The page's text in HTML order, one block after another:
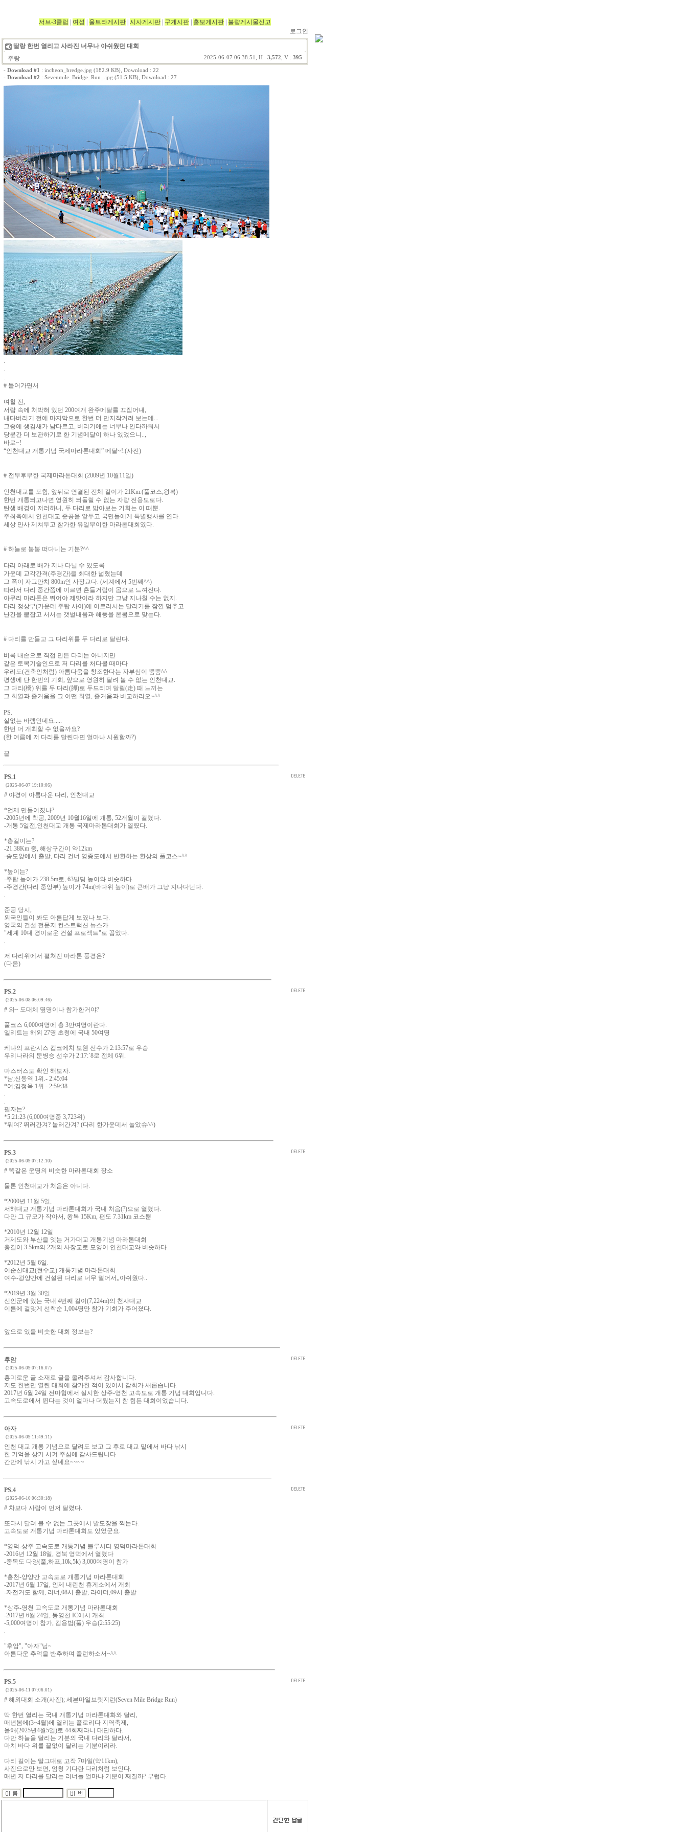
서브-3클럽 여성 울트라게시판 시사게시판 구게시판 홍보게시판
불량게시물신고
로그인
딸랑 한번 열리고 사라진 너무나 아쉬웠던 대회
주랑
2025-06-07 06:38:51, H : 3,572 , V : 395
- Download #1 : incheon_bredge.jpg (182.9 KB) , Download : 22
- Download #2 : Sevenmile_Bridge_Run_.jpg (51.5 KB) , Download : 27
.
.
.
# 들어가면서
며칠 전,
서랍 속에 처박혀 있던 200여개 완주메달를 끄집어내,
내다버리기 전에 마지막으로 한번 더 만지작거려 보는데...
그중에 생김새가 남다르고, 버리기에는 너무나 안타까워서
당분간 더 보관하기로 한 기념메달이 하나 있었으니..,
바로~!
“인천대교 개통기념 국제마라톤대회” 메달~!.(사진)
# 전무후무한 국제마라톤대회 (2009년 10월11일)
인천대교를 포함, 앞뒤로 연결된 전체 길이가 21Km.(풀코스;왕복)
한번 개통되고나면 영원히 되돌릴 수 없는 자량 전용도로다.
탄생 배경이 저러하니, 두 다리로 밟아보는 기회는 이 때뿐.
주최측에서 인천대교 준공을 앞두고 국민들에게 특별행사를 연다.
세상 만사 제쳐두고 참가한 유일무이한 마라톤대회였다.
# 하늘로 붕붕 떠다니는 기분?^^
다리 아래로 배가 지나 다닐 수 있도록
가운데 교각간격(주경간)을 최대한 넓혔는데
그 폭이 자그만치 800m인 사장교다. (세계에서 5번째^^)
따라서 다리 중간쯤에 이르면 흔들거림이 몸으로 느껴진다.
아무리 마라톤은 뛰어야 제맛이라 하지만 그냥 지나칠 수는 없지.
다리 정상부(가운데 주탑 사이)에 이르러서는 달리기를 잠깐 멈추고
난간을 붙잡고 서서는 갯벌내음과 해풍을 온몸으로 맞는다.
# 다리를 만들고 그 다리위를 두 다리로 달린다.
비록 내손으로 직접 만든 다리는 아니지만
같은 토목기술인으로 저 다리를 처다볼 때마다
우리도(건축인처럼) 아름다움을 창조한다는 자부심이 뿜뿜^^
평생에 단 한번의 기회, 앞으로 영원히 달려 볼 수 없는 인천대교.
그 다리(橋) 위를 두 다리(脚)로 두드리며 달릴(走) 때 느끼는
그 희열과 즐거움을 그 어떤 희열, 즐거움과 비교하리오~^^
PS.
실없는 바램인데요.....
한번 더 개최할 수 없을까요?
(한 여름에 저 다리를 달린다면 얼마나 시원할까?)
끝
PS.1
(2025-06-07 19:10:06)
# 야경이 아름다운 다리, 인천대교
*언제 만들어졌나?
-2005년에 착공, 2009년 10월16일에 개통, 52개월이 걸렸다.
-개통 5일전,인천대교 개통 국제마라톤대회가 열렸다.
*총길이는?
-21.38Km 중, 해상구간이 약12km
-송도앞에서 출발, 다리 건너 영종도에서 반환하는 환상의 풀코스~^^
*높이는?
-주탑 높이가 238.5m로, 63빌딩 높이와 비슷하다.
-주경간(다리 중앙부) 높이가 74m(바다위 높이)로 큰배가 그냥 지나다닌다.
.
.
준공 당시,
외국인들이 봐도 아름답게 보였나 보다.
영국의 건설 전문지 컨스트럭션 뉴스가
"세계 10대 경이로운 건설 프로젝트"로 꼽았다.
.
.
저 다리위에서 펼쳐진 마라톤 풍경은?
(다음)
PS.2
(2025-06-08 06:09:46)
# 와~ 도대체 몊명이나 참가한거야?
풀코스 6,000여명에 총 3만여명이란다.
엘리트는 해외 27명 초청에 국내 50여명
케냐의 프란시스 킵코에치 보웬 선수가 2:13:57로 우승
우리나라의 문병승 선수가 2:17:`8로 전체 6위.
마스터스도 확인 해보자.
*남;신동역 1위.- 2:45:04
*여;김정옥 1위 - 2:59:38
.
.
필자는?
*5:21:23 (6,000여명중 3,723위)
*뭐여? 뛰러간겨? 놀러간겨? (다리 한가운데서 놀았슈^^)
PS.3
(2025-06-09 07:12:10)
# 똑같은 운명의 비슷한 마라톤대회 장소
물론 인천대교가 처음은 아니다.
*2000년 11월 5일,
서해대교 개통기념 마라톤대회가 국내 처음(?)으로 열렸다.
다만 그 규모가 작아서, 왕복 15Km, 편도 7.31km 코스뿐
*2010년 12월 12일
거제도와 부산을 잇는 거가대교 개통기념 마라톤대회
총길이 3.5km의 2개의 사장교로 모양이 인천대교와 비슷하다
*2012년 5월 6일.
이순신대교(현수교) 개통기념 마라톤대회.
여수-광양간에 건설된 다리로 너무 멀어서,,아쉬웠다..
*2019년 3월 30일
신인군에 있는 국내 4번째 길이(7,224m)의 천사대교
이름에 걸맞게 선착순 1,004명만 참가 기회가 주어졌다.
앞으로 있을 비슷한 대회 정보는?
후암
(2025-06-09 07:16:07)
흥미로운 글 소재로 글을 올려주셔서 감사합니다.
저도 한번만 열린 대회에 참가한 적이 있어서 감회가 새롭습니다.
2017년 6월 24일 전마협에서 실시한 상주-영천 고속도로 개통 기념 대회입니다.
고속도로에서 뛴다는 것이 얼마나 더웠는지 참 힘든 대회이었습니다.
아자
(2025-06-09 11:49:11)
인천 대교 개통 기념으로 달려도 보고 그 후로 대교 밑에서 바다 낚시
한 기억을 상기 시켜 주심에 감사드립니다
간만에 낚시 가고 싶네요~~~~
PS.4
(2025-06-10 06:30:18)
# 차보다 사람이 먼저 달렸다.
또다시 달려 볼 수 없는 그곳에서 발도장을 찍는다.
고속도로 개통기념 마라톤대회도 있었군요.
*영덕-상주 고속도로 개통기념 블루시티 영덕마라톤대회
-2016년 12월 18일, 경북 영덕에서 열렸다
-종목도 다양(풀,하프,10k,5k) 3,000여명이 참가
*홍천-양양간 고속도로 개통기념 마라톤대회
-2017년 6월 17일, 인제 내린천 휴게소에서 개최
-자전거도 함께, 러너,08시 출발, 라이더,09시 출발
*상주-영천 고속도로 개통기념 마라톤대회
-2017년 6월 24일, 동영천 IC에서 개최.
-5,000여명이 참가, 김용범(풀) 우승(2:55:25)
.
.
"후암", "아자"님~
아름다운 추억을 반추하며 즐런하소서~^^
PS.5
(2025-06-11 07:06:01)
# 해외대회 소개(사진); 세븐마일브릿지런(Seven Mile Bridge Run)
딱 한번 열리는 국내 개통기념 마라톤대화와 달리,
매년봄에(3~4월)에 열리는 플로리다 지역축제,
올해(2025년4월5일)로 44회째라니 대단하다.
다만 하늘을 달리는 기분의 국내 다리와 달라서,
마치 바다 위를 끝없이 달리는 기분이리라.
다리 길이는 말그대로 고작 7마일(약11km),
사진으로만 보면, 엄청 기다란 다리처럼 보인다.
매년 저 다리를 달리는 러너들 얼마나 기분이 째질까? 부럽다.